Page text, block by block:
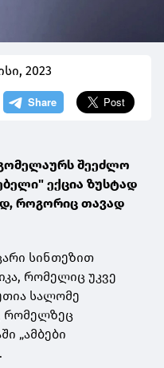
2023
შეეძლო
ექცია ზუსტად
როგორიც თავად
სინთეზით
რომელიც უკვე
სალომე
რომელზეც
„ამბები